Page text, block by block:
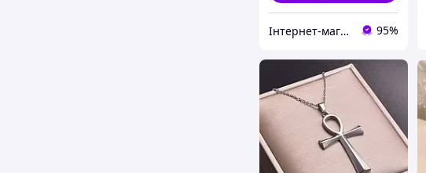
Інтернет-магазин "Vegvisir" 95%